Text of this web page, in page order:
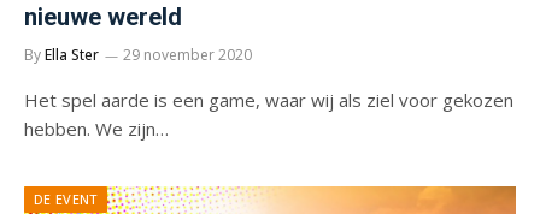
nieuwe wereld
ByElla Ster 29 november 2020
Het spel aarde is een game, waar wij als ziel voor gekozen
hebben. We zijn…
DE EVENT